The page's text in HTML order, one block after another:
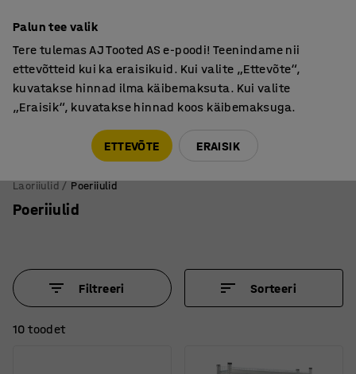
Pärnu mnt 158, Tallinn. Kauba väljastamine Paneeli
6, Tallinn. Vaata lähemalt!
Laoriiulid Poeriiulid
Poeriiulid
Filtreeri Sorteeri
10 toodet
Palun tee valik
Tere tulemas AJ Tooted AS e-poodi! Teenindame nii
ettevõtteid kui ka eraisikuid. Kui valite „Ettevõte“,
kuvatakse hinnad ilma käibemaksuta. Kui valite
„Eraisik“, kuvatakse hinnad koos käibemaksuga.
ETTEVÕTE ERAISIK